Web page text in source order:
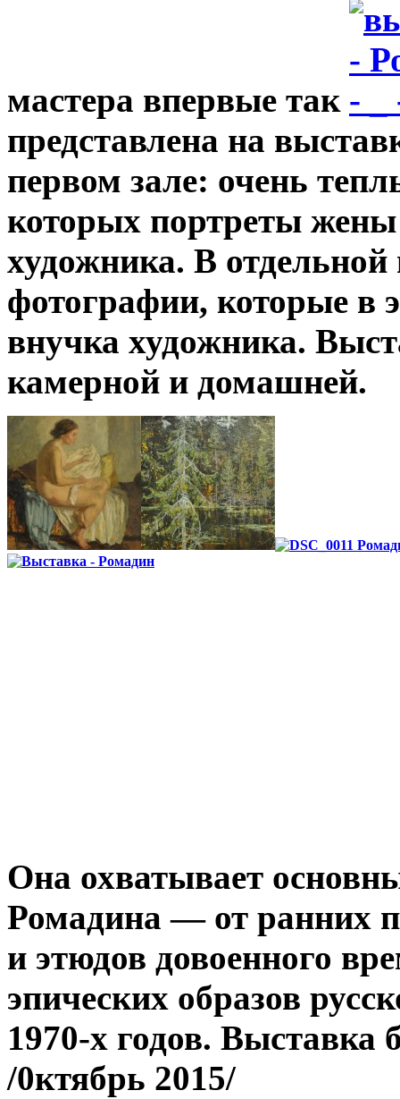
мастера впервые так
представлена на
первом зале: очень
которых портреты
художника. В
фотографии, которые в
внучка художника.
камерной и домашней.
Она охватывает
Ромадина — от ранних
и этюдов довоенного
эпических образов
1970-х годов. Выставка
/0ктябрь 2015/